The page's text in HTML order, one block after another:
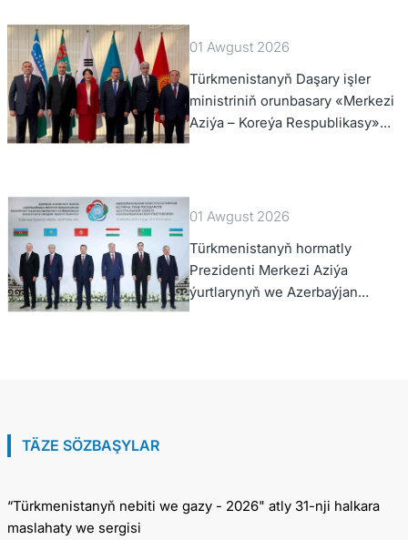
01 Awgust 2026
Türkmenistanyň Daşary işler
ministriniň orunbasary «Merkezi
Aziýa – Koreýa Respublikasy»
hyzmatdaşlyk forumynyň ýokary
01 Awgust 2026
Türkmenistanyň hormatly
Prezidenti Merkezi Aziýa
ýurtlarynyň we Azerbaýjan
Respublikasynyň döwlet
TÄZE SÖZBAŞYLAR
“Türkmenistanyň nebiti we gazy - 2026" atly 31-nji halkara
maslahaty we sergisi